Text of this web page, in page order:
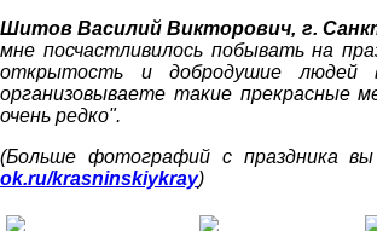
Шитов Василий Викторович, г.
мне посчастливилось побывать на
открытость и добродушие людей
организовываете такие прекрасные
очень редко".
(Больше фотографий с праздника
ok.ru/krasninskiykray)